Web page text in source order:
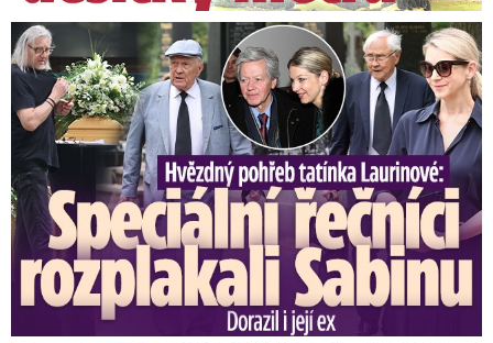
Speciální řečníci nad rakví Laurina: Rozbrečeli i dceru